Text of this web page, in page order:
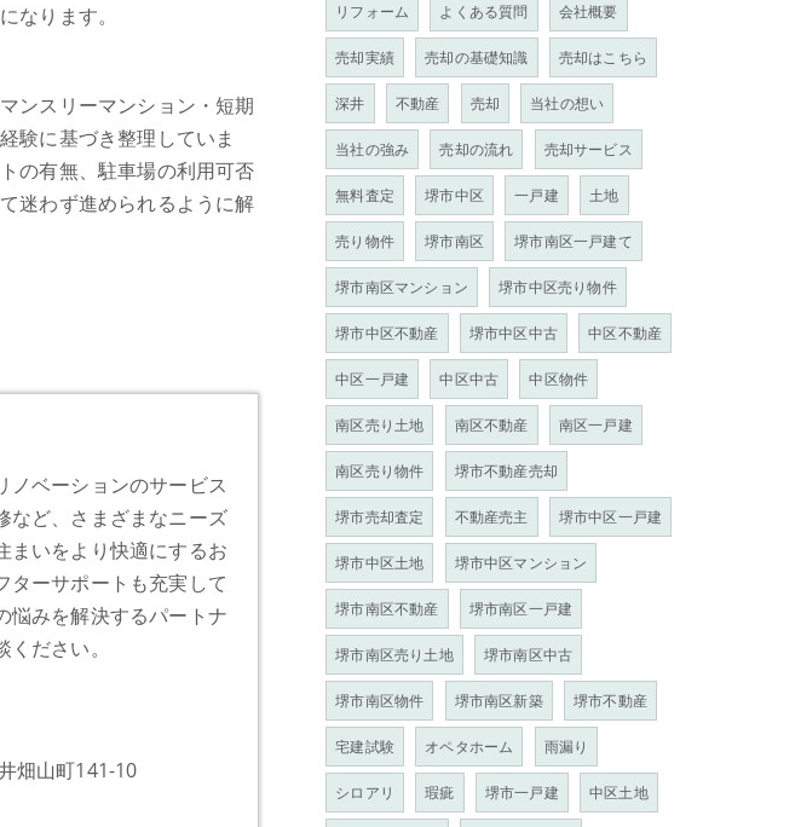
なります。
ンスリーマンション・短期
験に基づき整理していま
の有無、駐車場の利用可否
迷わず進められるように解
ノベーションのサービス
など、さまざまなニーズ
まいをより快適にするお
ターサポートも充実して
悩みを解決するパートナ
ださい。
畑山町141-10
リフォーム よくある質問 会社概要
売却実績 売却の基礎知識 売却はこちら
深井 不動産 売却 当社の想い
当社の強み 売却の流れ 売却サービス
無料査定 堺市中区 一戸建 土地
売り物件 堺市南区 堺市南区一戸建て
堺市南区マンション 堺市中区売り物件
堺市中区不動産 堺市中区中古 中区不動産
中区一戸建 中区中古 中区物件
南区売り土地 南区不動産 南区一戸建
南区売り物件 堺市不動産売却
堺市売却査定 不動産売主 堺市中区一戸建
堺市中区土地 堺市中区マンション
堺市南区不動産 堺市南区一戸建
堺市南区売り土地 堺市南区中古
堺市南区物件 堺市南区新築 堺市不動産
宅建試験 オペタホーム 雨漏り
シロアリ 瑕疵 堺市一戸建 中区土地